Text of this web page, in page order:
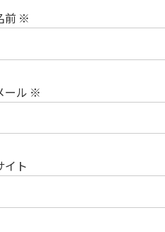
前 ※
ール ※
イト